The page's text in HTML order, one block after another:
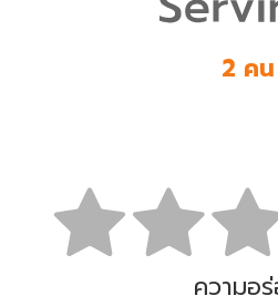
2 คน
ความอ